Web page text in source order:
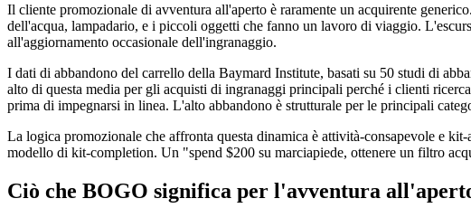
Il cliente promozionale di avventura all'aperto è raramente un acquirente
dell'acqua, lampadario, e i piccoli oggetti che fanno un lavoro di viaggio.
all'aggiornamento occasionale dell'ingranaggio.
I dati di abbandono del carrello della Baymard Institute, basati su 50 studi di
alto di questa media per gli acquisti di ingranaggi principali perché i clienti
prima di impegnarsi in linea. L'alto abbandono è strutturale per le principali
La logica promozionale che affronta questa dinamica è attività-consapevole e
modello di kit-completion. Un "spend $200 su marciapiede, ottenere un filtro
Ciò che BOGO significa per l'avventura